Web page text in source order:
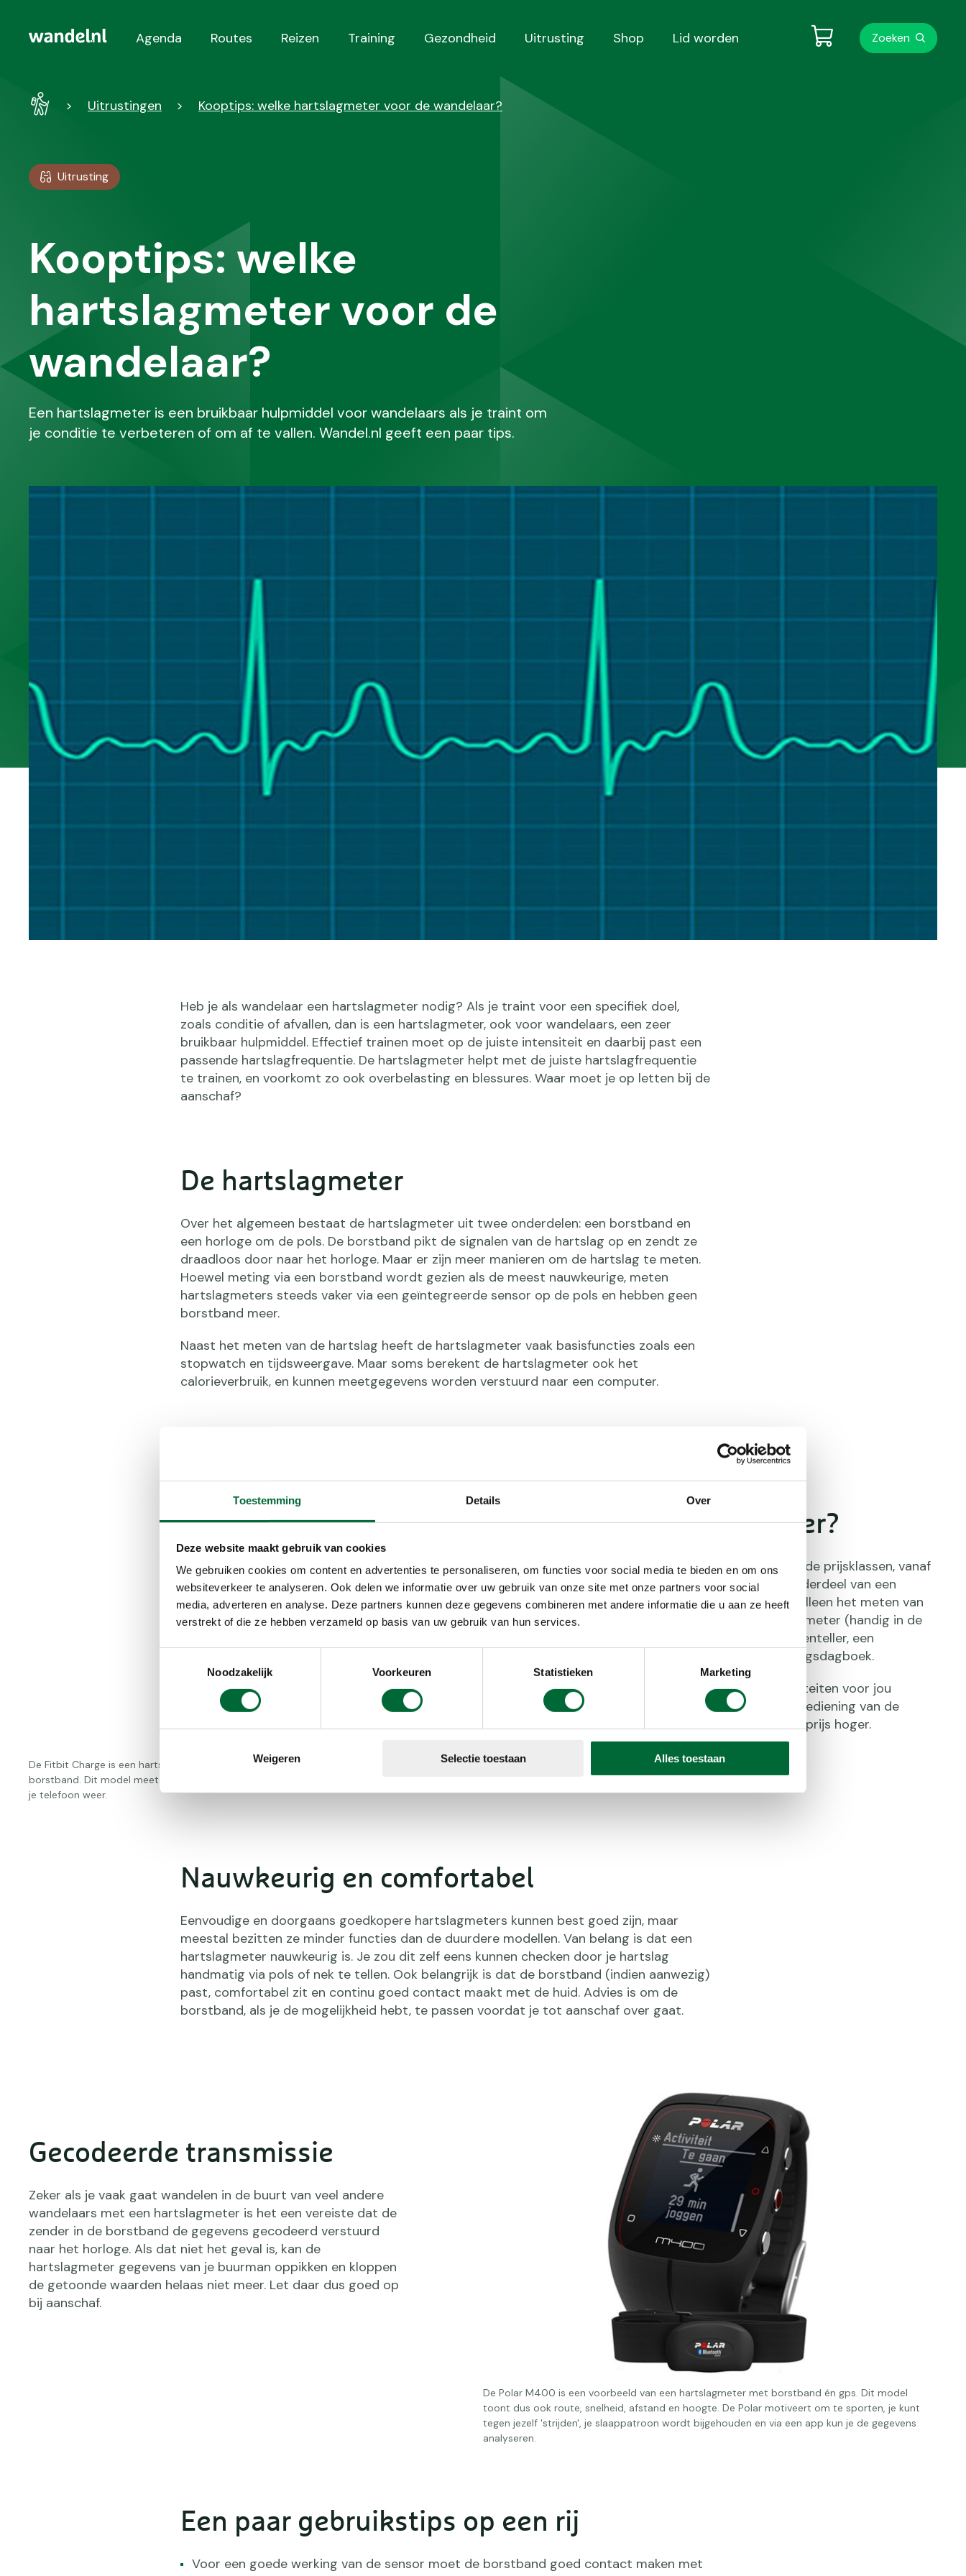
Toestemming Details Over
Deze website maakt gebruik van cookies
We gebruiken cookies om content en advertenties te personaliseren, om functies voor social media te bieden en om ons
websiteverkeer te analyseren. Ook delen we informatie over uw gebruik van onze site met onze partners voor social
media, adverteren en analyse. Deze partners kunnen deze gegevens combineren met andere informatie die u aan ze heeft
verstrekt of die ze hebben verzameld op basis van uw gebruik van hun services.
Noodzakelijk
Voorkeuren Statistieken Marketing
Weigeren Selectie toestaan Alles toestaan
Hoofdnavigatie
Agenda Routes Reizen Training Gezondheid Uitrusting Shop Lid worden Zoeken
WandelUitrustingen Kooptips: welke hartslagmeter voor de wandelaar?
Uitrusting
Kooptips: welke
hartslagmeter voor de
wandelaar?
Een hartslagmeter is een bruikbaar hulpmiddel voor wandelaars als je traint om
je conditie te verbeteren of om af te vallen. Wandel.nl geeft een paar tips.
Heb je als wandelaar een hartslagmeter nodig? Als je traint voor een specifiek doel,
zoals conditie of afvallen, dan is een hartslagmeter, ook voor wandelaars, een zeer
bruikbaar hulpmiddel. Effectief trainen moet op de juiste intensiteit en daarbij past een
passende hartslagfrequentie. De hartslagmeter helpt met de juiste hartslagfrequentie
te trainen, en voorkomt zo ook overbelasting en blessures. Waar moet je op letten bij de
aanschaf?
De hartslagmeter
Over het algemeen bestaat de hartslagmeter uit twee onderdelen: een borstband en
een horloge om de pols. De borstband pikt de signalen van de hartslag op en zendt ze
draadloos door naar het horloge. Maar er zijn meer manieren om de hartslag te meten.
Hoewel meting via een borstband wordt gezien als de meest nauwkeurige, meten
hartslagmeters steeds vaker via een geïntegreerde sensor op de pols en hebben geen
borstband meer.
Naast het meten van de hartslag heeft de hartslagmeter vaak basisfuncties zoals een
stopwatch en tijdsweergave. Maar soms berekent de hartslagmeter ook het
calorieverbruik, en kunnen meetgegevens worden verstuurd naar een computer.
De Fitbit Charge is een hartslagmeter met een geïntegreerde sensor op de pols, dus zonder
borstband. Dit model meet ook je slaappatroon, traptreden en geeft inkomende oproepen van
je telefoon weer.
Welke hartslagmeter?
Hartslagmeters zijn te koop in verschillende prijsklassen, vanaf
een paar tientjes, en zijn steeds vaker onderdeel van een
horloge met meer functionaliteiten dan alleen het meten van
de hartslag. Denk daarbij aan een hoogtemeter (handig in de
bergen), een kompas, een gps, een stappenteller, een
stopwatch, energieverbruik of een trainingsdagboek.
Vraag jezelf af welke van deze functionaliteiten voor jou
persoonlijk bruikbaar zijn. Het maakt de bediening van de
hartslagmeter complexer en de aanschafprijs hoger.
Nauwkeurig en comfortabel
Eenvoudige en doorgaans goedkopere hartslagmeters kunnen best goed zijn, maar
meestal bezitten ze minder functies dan de duurdere modellen. Van belang is dat een
hartslagmeter nauwkeurig is. Je zou dit zelf eens kunnen checken door je hartslag
handmatig via pols of nek te tellen. Ook belangrijk is dat de borstband (indien aanwezig)
past, comfortabel zit en continu goed contact maakt met de huid. Advies is om de
borstband, als je de mogelijkheid hebt, te passen voordat je tot aanschaf over gaat.
Gecodeerde transmissie
Zeker als je vaak gaat wandelen in de buurt van veel andere
wandelaars met een hartslagmeter is het een vereiste dat de
zender in de borstband de gegevens gecodeerd verstuurd
naar het horloge. Als dat niet het geval is, kan de
hartslagmeter gegevens van je buurman oppikken en kloppen
de getoonde waarden helaas niet meer. Let daar dus goed op
bij aanschaf.
De Polar M400 is een voorbeeld van een hartslagmeter met borstband én gps. Dit model
toont dus ook route, snelheid, afstand en hoogte. De Polar motiveert om te sporten, je kunt
tegen jezelf 'strijden', je slaappatroon wordt bijgehouden en via een app kun je de gegevens
analyseren.
Een paar gebruikstips op een rij
Voor een goede werking van de sensor moet de borstband goed contact maken met